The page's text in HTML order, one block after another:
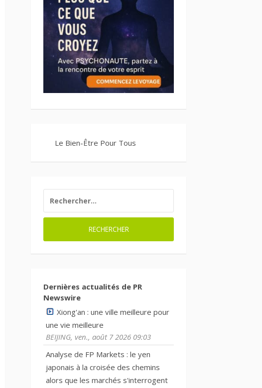
Le Bien-Être Pour Tous
Dernières actualités de PR
Newswire
Xiong'an : une ville meilleure pour
une vie meilleure
BEIJING, ven., août 7 2026 09:03
Analyse de FP Markets : le yen
japonais à la croisée des chemins
alors que les marchés s'interrogent